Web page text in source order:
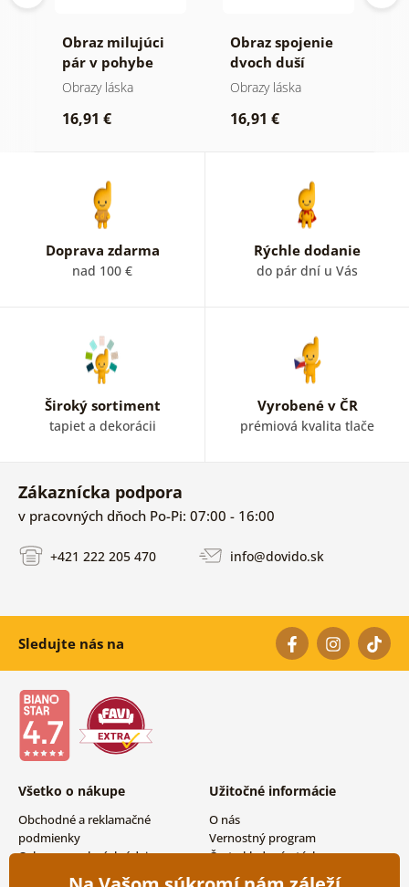
Obraz milujúci
pár v pohybe
Obrazy láska
16,91 €
Obraz spojenie
dvoch duší
Obrazy láska
16,91 €
Doprava zdarma
nad 100 €
Rýchle dodanie
do pár dní u Vás
Široký sortiment
tapiet a dekorácii
Vyrobené v ČR
prémiová kvalita tlače
Zákaznícka podpora
v pracovných dňoch Po-Pi: 07:00 - 16:00
+421 222 205 470 info@dovido.sk
Sledujte nás na
Všetko o nákupe
Obchodné a reklamačné
podmienky
Ochrana osobných údajov
Možnosti dopravy a platby
Užitočné informácie
O nás
Vernostný program
Často kladené otázky
Magazín